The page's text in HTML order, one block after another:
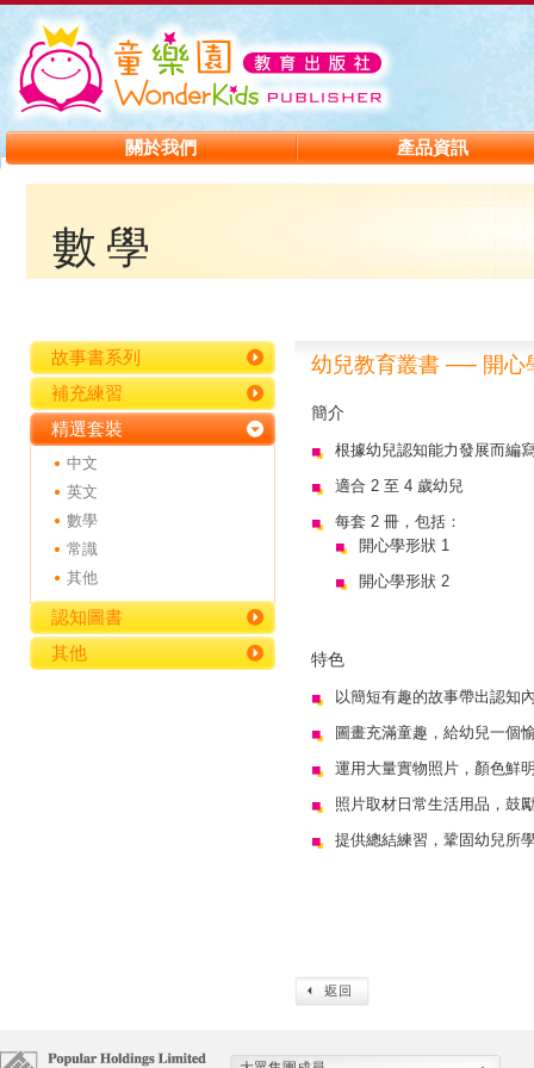
關於我們 產品資訊
數學
故事書系列
補充練習
精選套裝
中文
英文
數學
常識
其他
認知圖書
其他
幼兒教育叢書 ── 開心
簡介
根據幼兒認知能力發展而編
適合 2 至 4 歲幼兒
每套 2 冊，包括：
開心學形狀 1
開心學形狀 2
特色
以簡短有趣的故事帶出認知
圖畫充滿童趣，給幼兒一個
運用大量實物照片，顏色鮮
照片取材日常生活用品，鼓
提供總結練習，鞏固幼兒所